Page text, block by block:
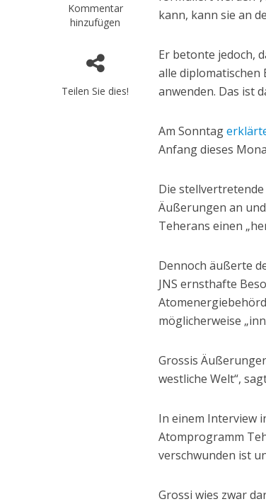
Kommentar
hinzufügen
Teilen Sie dies!
kann, kann sie an
Er betonte jedoch,
alle diplomatischen
anwenden. Das ist
Am Sonntag
Anfang dieses
Die
Äußerungen an
Teherans einen
Dennoch äußerte
JNS ernsthafte
möglicherweise
Grossis
westliche Welt“,
In einem Interview
Atomprogramm
verschwunden ist
Grossi wies zwar